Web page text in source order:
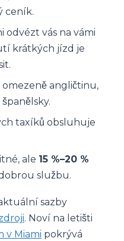
ceník.
odvézt vás na vámi
krátkých jízd je
omezeně angličtinu,
taxíků obsluhuje
ale 15 %–20 %
službu.
sazby
. Noví na letišti
v Miami pokrývá